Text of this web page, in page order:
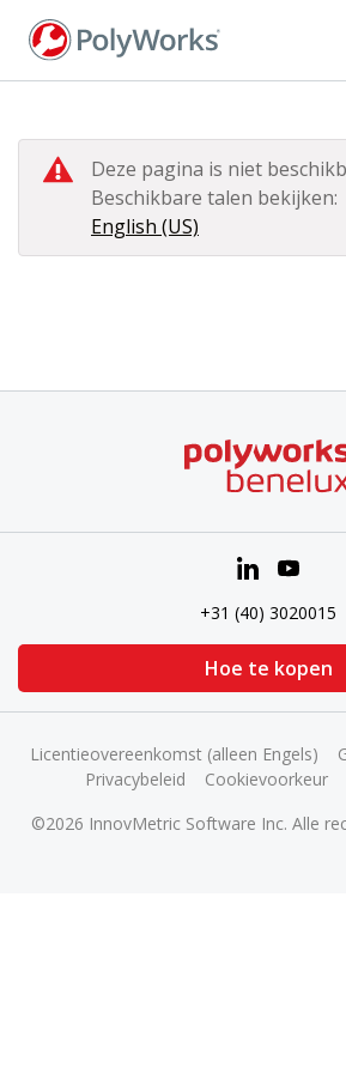
Overslaan
Deze pagina is niet
Beschikbare talen bekijken:
English (US)
+31 (40) 3020015
Hoe te kopen
©2026 InnovMetric Software Inc. Alle
Licentieovereenkomst (alleen Engels)
Privacybeleid
Cookievoorkeur